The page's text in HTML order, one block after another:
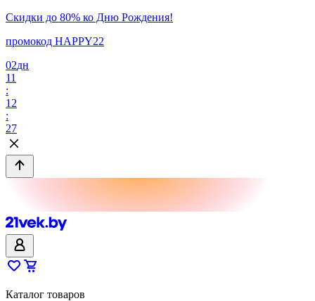
Скидки до 80% ко Дню Рождения!
промокод HAPPY22
02дн
11
:
12
:
27
Каталог товаров